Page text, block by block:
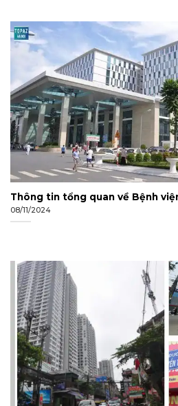
Thông tin tổng quan về Bệnh
08/11/2024